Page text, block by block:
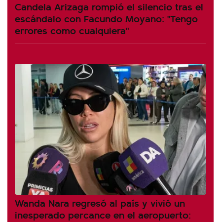
Candela Arizaga rompió el silencio tras el
escándalo con Facundo Moyano: "Tengo
errores como cualquiera"
Wanda Nara regresó al país y vivió un
inesperado percance en el aeropuerto: